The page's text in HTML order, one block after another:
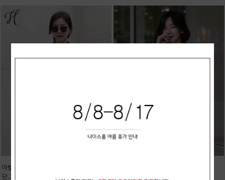
아벨스 (나이스홍 제품 - 수입 밀파원
단,300만원대 에르메* st)